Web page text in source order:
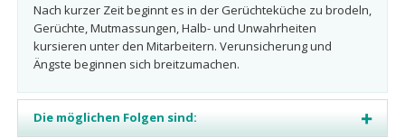
Nach kurzer Zeit beginnt es in der Gerüchteküche zu brodeln,
Gerüchte, Mutmassungen, Halb- und Unwahrheiten
kursieren unter den Mitarbeitern. Verunsicherung und
Ängste beginnen sich breitzumachen.
Die möglichen Folgen sind: